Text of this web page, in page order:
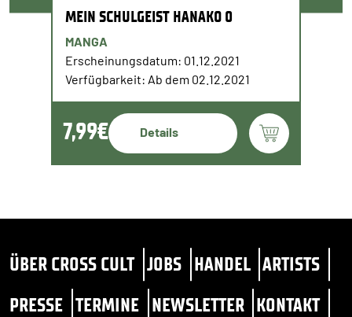
MEIN SCHULGEIST HANAKO 0
MANGA
Erscheinungsdatum: 01.12.2021
Verfügbarkeit: Ab dem 02.12.2021
7,99€ Details
ÜBER CROSS CULT JOBS HANDEL ARTISTS
PRESSE TERMINE NEWSLETTER KONTAKT